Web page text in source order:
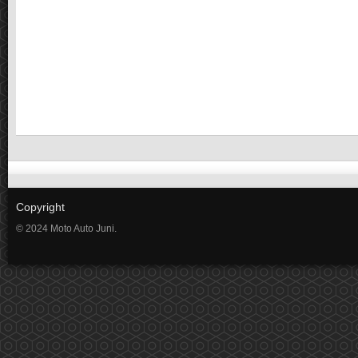
Copyright
© 2024 Moto Auto Juni.